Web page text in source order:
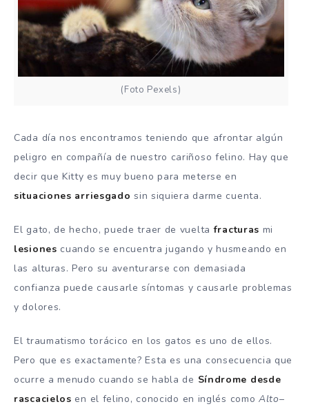
(Foto Pexels)
Cada día nos encontramos teniendo que afrontar algún
peligro en compañía de nuestro cariñoso felino. Hay que
decir que Kitty es muy bueno para meterse en
situaciones arriesgado sin siquiera darme cuenta.
El gato, de hecho, puede traer de vueltafracturas mi
lesiones cuando se encuentra jugando y husmeando en
las alturas. Pero su aventurarse con demasiada
confianza puede causarle síntomas y causarle problemas
y dolores.
El traumatismo torácico en los gatos es uno de ellos.
Pero que es exactamente? Esta es una consecuencia que
ocurre a menudo cuando se habla de Síndrome desde
rascacielos en el felino, conocido en inglés comoAlto–